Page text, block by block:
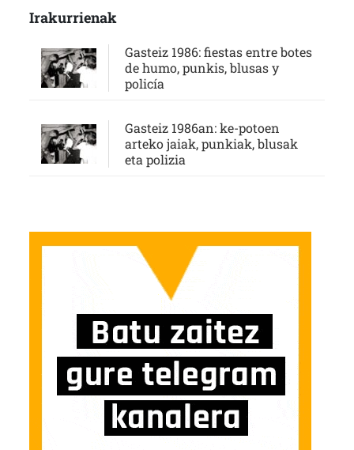
Irakurrienak
Gasteiz 1986: fiestas entre botes
de humo, punkis, blusas y
policía
Gasteiz 1986an: ke-potoen
arteko jaiak, punkiak, blusak
eta polizia